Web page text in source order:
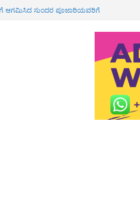
ಸಚಿವ ಯು.ಟಿ ಖಾದರ್ ಭೇಟಿ<br>
ಮೃತ್ಯು: ಕುಟುಂಬಕ್ಕೆ 3 ಲಕ್ಷ ರೂ
ಲಕ್ಷ ಪರಿಹಾರ ಮಂಜೂರು: ಶಾಸಕ